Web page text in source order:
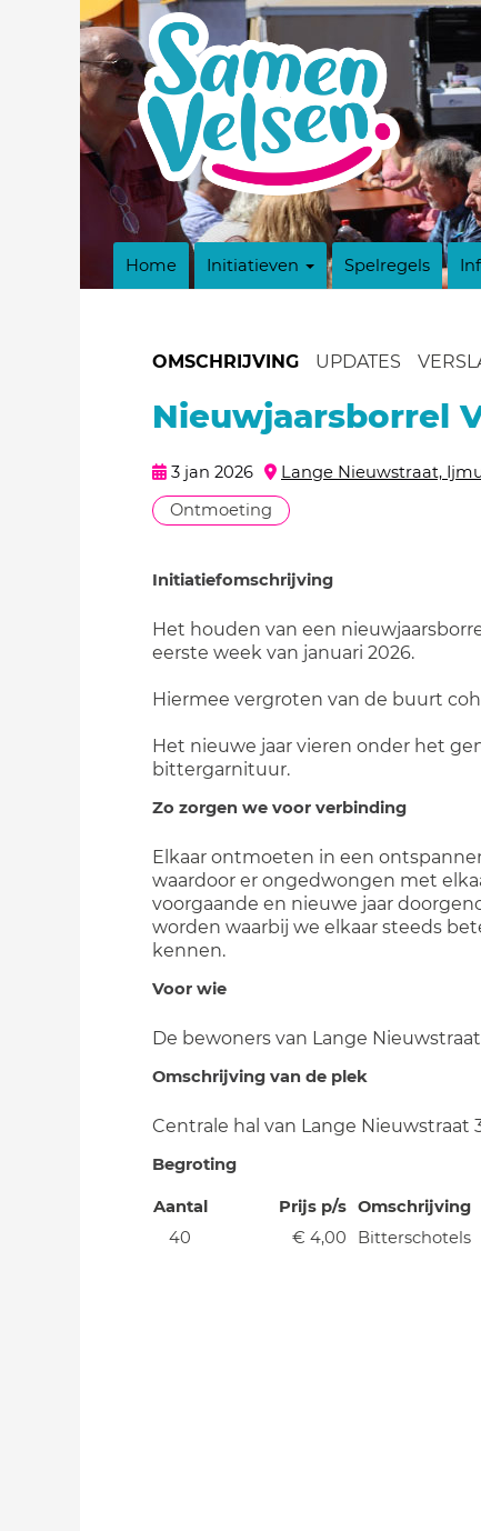
Home Initiatieven Spelregels
OMSCHRIJVING UPDATES
Nieuwjaarsborrel
3 jan 2026 Lange Nieuwstraat,
Ontmoeting
Initiatiefomschrijving
Het houden van een
eerste week van januari 2026.
Hiermee vergroten van de buurt
Het nieuwe jaar vieren onder het
bittergarnituur.
Zo zorgen we voor verbinding
Elkaar ontmoeten in een
waardoor er ongedwongen met
voorgaande en nieuwe jaar
worden waarbij we elkaar steeds
kennen.
Voor wie
De bewoners van Lange Nieuwstraat
Omschrijving van de plek
Centrale hal van Lange Nieuwstraat
Begroting
Aantal Prijs p/s Omschrijving
40
€ 4,00 Bitterschotels